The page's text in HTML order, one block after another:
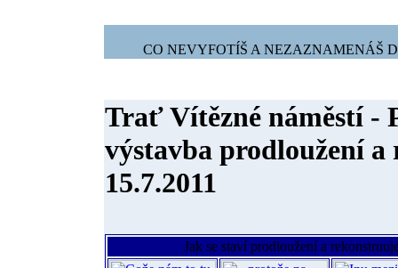
CO NEVYFOTÍŠ A NEZAZNAMENÁŠ
Trať Vítězné náměstí -
výstavba prodloužení a
15.7.2011
Jak se staví prodloužení a